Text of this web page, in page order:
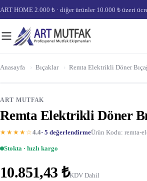
ART HOME 2.000 ₺ · diğer ürünler 10.000 ₺ üzeri
Anasayfa › Bıçaklar › Remta Elektrikli Döner
ART MUTFAK
Remta Elektrikli Döner
★★★★☆4.4· 5 değerlendirmeÜrün Kodu: remta-
Stokta · hızlı kargo
10.851,43 ₺KDV Dahil